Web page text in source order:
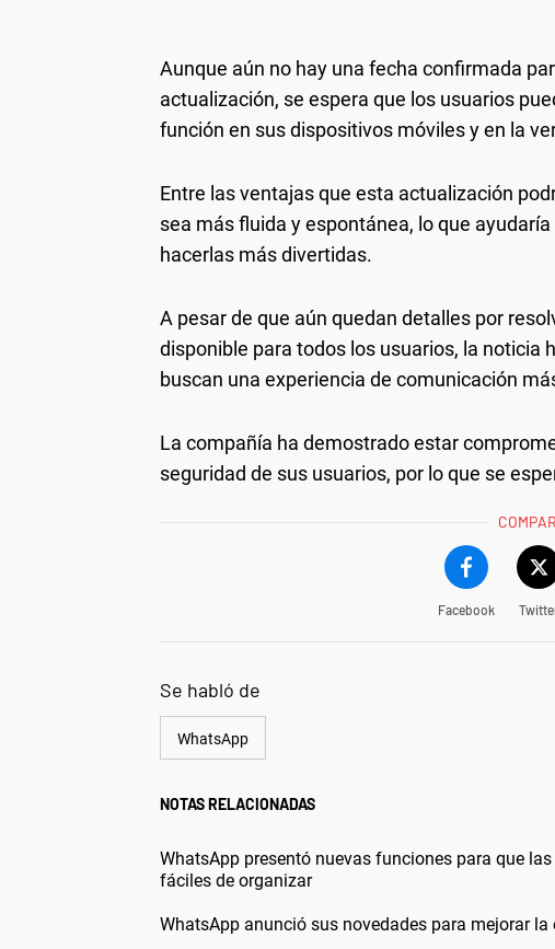
Aunque aún no hay una fecha confirmada
actualización, se espera que los usuarios
función en sus dispositivos móviles y en la
Entre las ventajas que esta actualización
sea más fluida y espontánea, lo que
hacerlas más divertidas.
A pesar de que aún quedan detalles por
disponible para todos los usuarios, la noticia
buscan una experiencia de comunicación
La compañía ha demostrado estar
seguridad de sus usuarios, por lo que se
Facebook
Se habló de
WhatsApp
NOTAS RELACIONADAS
WhatsApp presentó nuevas funciones para que
fáciles de organizar
WhatsApp anunció sus novedades para mejorar